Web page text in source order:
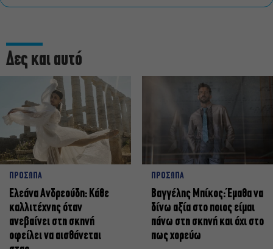
Δες και αυτό
ΠΡΟΣΩΠΑ
Ελεάνα Ανδρεούδη: Κάθε
καλλιτέχνης όταν
ανεβαίνει στη σκηνή
οφείλει να αισθάνεται
ΠΡΟΣΩΠΑ
Βαγγέλης Μπίκος: Έμαθα να
δίνω αξία στο ποιος είμαι
πάνω στη σκηνή και όχι στο
πως χορεύω